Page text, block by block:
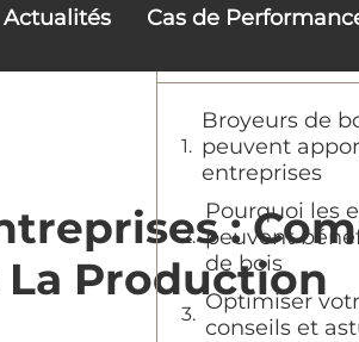
Actualités
Cas de
:
Production
Broyeurs de
peuvent
entreprises
Pourquoi les
peuvent
de bois
Optimiser
conseils et